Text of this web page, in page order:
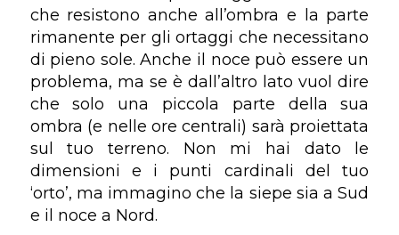
che resistono anche all’ombra e la parte
rimanente per gli ortaggi che necessitano
di pieno sole. Anche il noce può essere un
problema, ma se è dall’altro lato vuol dire
che solo una piccola parte della sua
ombra (e nelle ore centrali) sarà proiettata
sul tuo terreno. Non mi hai dato le
dimensioni e i punti cardinali del tuo
‘orto’, ma immagino che la siepe sia a Sud
e il noce a Nord.